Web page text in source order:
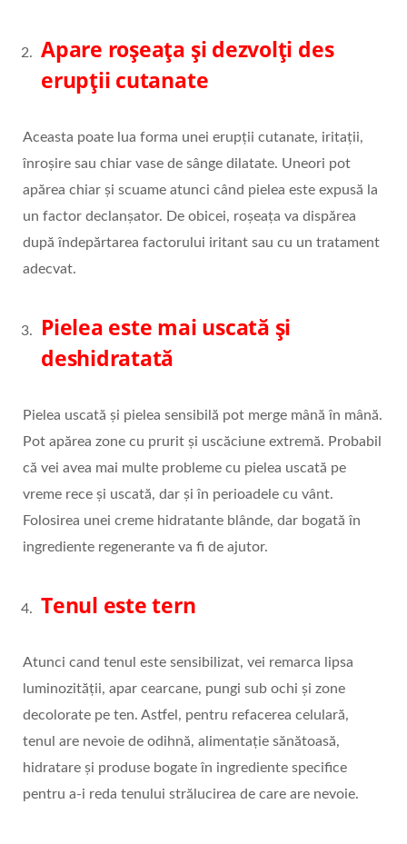
Apare roșeața și dezvolți des
erupții cutanate
Aceasta poate lua forma unei erupții cutanate, iritații,
înroșire sau chiar vase de sânge dilatate. Uneori pot
apărea chiar și scuame atunci când pielea este expusă la
un factor declanșator. De obicei, roșeața va dispărea
după îndepărtarea factorului iritant sau cu un tratament
adecvat.
Pielea este mai uscată și
deshidratată
Pielea uscată și pielea sensibilă pot merge mână în mână.
Pot apărea zone cu prurit și uscăciune extremă. Probabil
că vei avea mai multe probleme cu pielea uscată pe
vreme rece și uscată, dar și în perioadele cu vânt.
Folosirea unei creme hidratante blânde, dar bogată în
ingrediente regenerante va fi de ajutor.
Tenul este tern
Atunci cand tenul este sensibilizat, vei remarca lipsa
luminozității, apar cearcane, pungi sub ochi și zone
decolorate pe ten. Astfel, pentru refacerea celulară,
tenul are nevoie de odihnă, alimentație sănătoasă,
hidratare și produse bogate în ingrediente specifice
pentru a-i reda tenului strălucirea de care are nevoie.